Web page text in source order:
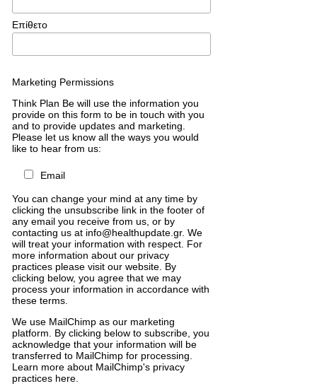
Επίθετο
Marketing Permissions
Think Plan Be will use the information you
provide on this form to be in touch with you
and to provide updates and marketing.
Please let us know all the ways you would
like to hear from us:
Email
You can change your mind at any time by
clicking the unsubscribe link in the footer of
any email you receive from us, or by
contacting us at info@healthupdate.gr. We
will treat your information with respect. For
more information about our privacy
practices please visit our website. By
clicking below, you agree that we may
process your information in accordance with
these terms.
We use MailChimp as our marketing
platform
By clicking below to subscribe you
acknowledge that your information will be
transferred to MailChimp for processing
Learn more about MailChimp's privacy
practices here